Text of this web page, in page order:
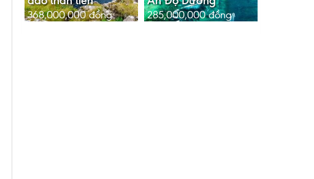
368,000,000đồng 285,000,000đồng